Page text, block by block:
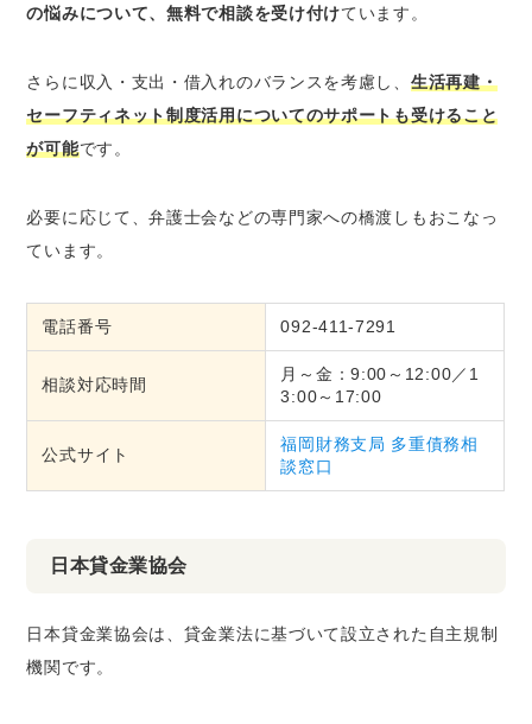
の悩みについて、無料で相談を受け付けています。
さらに収入・支出・借入れのバランスを考慮し、 生活再建・
セーフティネット制度活用についてのサポートも受けること
が可能です。
必要に応じて、弁護士会などの専門家への橋渡しもおこなっ
ています。
電話番号 092-411-7291
相談対応時間
月～金：9:00～12:00／1
3:00～17:00
公式サイト
福岡財務支局 多重債務相
談窓口
日本貸金業協会
日本貸金業協会は、貸金業法に基づいて設立された自主規制
機関です。